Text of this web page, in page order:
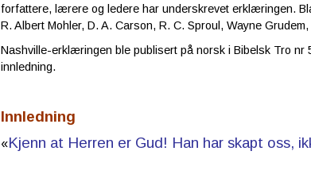
forfattere, lærere og ledere har underskrevet erklæringen.
R. Albert Mohler, D. A. Carson, R. C. Sproul, Wayne
Nashville-erklæringen ble publisert på norsk i Bibelsk Tro
innledning.
Innledning
«Kjenn at Herren er Gud! Han har skapt oss,